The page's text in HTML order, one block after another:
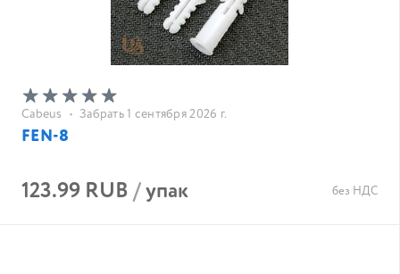
Cabeus • Забрать 1 сентября 2026 г.
FEN-8
123.99 RUB/упак без НДС